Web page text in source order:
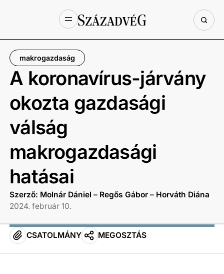
makrogazdaság
A koronavírus-járvány
okozta gazdasági
válság
makrogazdasági
hatásai
Szerző: Molnár Dániel – Regős Gábor – Horváth Diána
2024. február 10.
CSATOLMÁNY MEGOSZTÁS